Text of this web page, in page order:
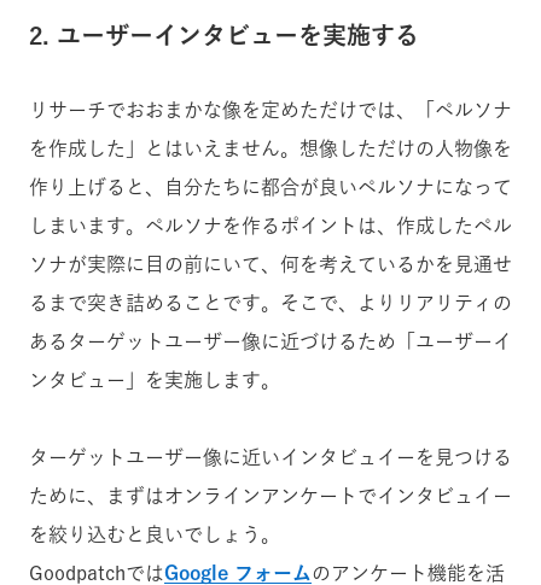
2. ユーザーインタビューを実施する
リサーチでおおまかな像を定めただけでは、「ペルソナ
を作成した」とはいえません。想像しただけの人物像を
作り上げると、自分たちに都合が良いペルソナになって
しまいます。ペルソナを作るポイントは、作成したペル
ソナが実際に目の前にいて、何を考えているかを見通せ
るまで突き詰めることです。そこで、よりリアリティの
あるターゲットユーザー像に近づけるため「ユーザーイ
ンタビュー」を実施します。
ターゲットユーザー像に近いインタビュイーを見つける
ために、まずはオンラインアンケートでインタビュイー
を絞り込むと良いでしょう。
GoodpatchではGoogle フォームのアンケート機能を活